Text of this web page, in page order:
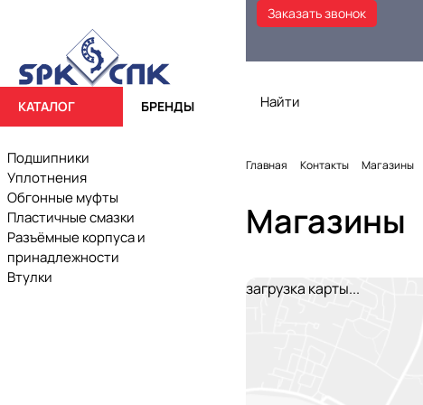
Заказать звонок
Главная Контакты Магазины
Магазины
загрузка карты...
КАТАЛОГ БРЕНДЫ
Подшипники
Уплотнения
Обгонные муфты
Пластичные смазки
Разъёмные корпуса и
принадлежности
Втулки